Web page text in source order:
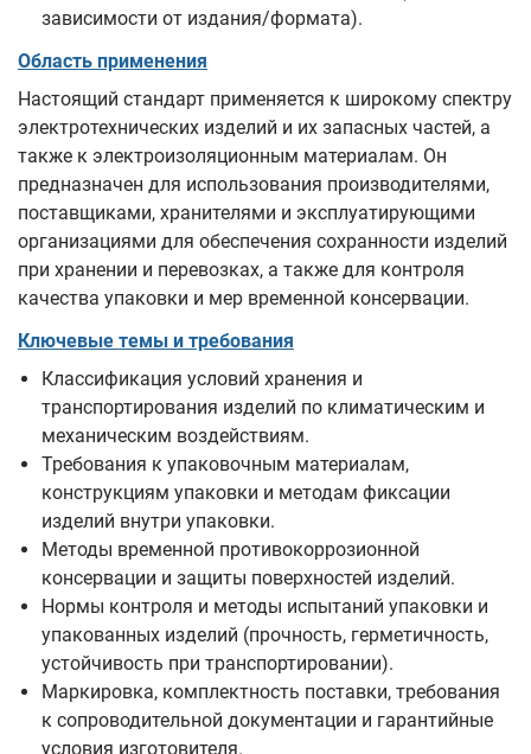
зависимости от издания/формата).
Область применения
Настоящий стандарт применяется к широкому спектру
электротехнических изделий и их запасных частей, а
также к электроизоляционным материалам. Он
предназначен для использования производителями,
поставщиками, хранителями и эксплуатирующими
организациями для обеспечения сохранности изделий
при хранении и перевозках, а также для контроля
качества упаковки и мер временной консервации.
Ключевые темы и требования
Классификация условий хранения и
транспортирования изделий по климатическим и
механическим воздействиям.
Требования к упаковочным материалам,
конструкциям упаковки и методам фиксации
изделий внутри упаковки.
Методы временной противокоррозионной
консервации и защиты поверхностей изделий.
Нормы контроля и методы испытаний упаковки и
упакованных изделий (прочность, герметичность,
устойчивость при транспортировании).
Маркировка, комплектность поставки, требования
к сопроводительной документации и гарантийные
условия изготовителя.